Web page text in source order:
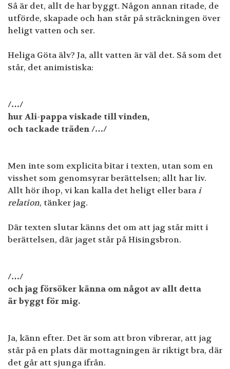
Så är det, allt de har byggt. Någon annan ritade, de
utförde, skapade och han står på sträckningen över
heligt vatten och ser.
Heliga Göta älv? Ja, allt vatten är väl det. Så som det
står, det animistiska:
/…/
hur Ali-pappa viskade till vinden,
och tackade träden /…/
Men inte som explicita bitar i texten, utan som en
visshet som genomsyrar berättelsen; allt har liv.
Allt hör ihop, vi kan kalla det heligt eller barai
relation, tänker jag.
Där texten slutar känns det om att jag står mitt i
berättelsen, där jaget står på Hisingsbron.
/…/
och jag försöker känna om något av allt detta
är byggt för mig.
Ja, känn efter. Det är som att bron vibrerar, att jag
står på en plats där mottagningen är riktigt bra, där
det går att sjunga ifrån.